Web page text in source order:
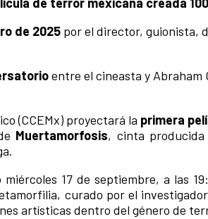
de 2025 por el director, guionista,
entre el cineasta y Abraham
(CCEMx) proyectará la primera
Muertamorfosis, cinta
17 de septiembre, a las
curado por el
artísticas dentro del género de